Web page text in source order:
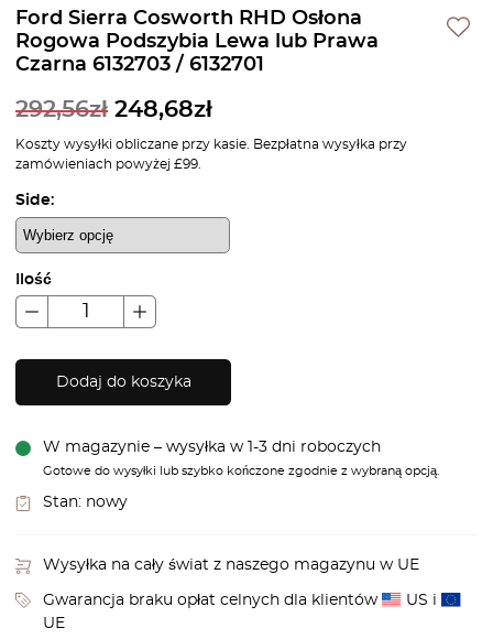
Ford Sierra Cosworth RHD Osłona
Rogowa Podszybia Lewa lub Prawa
Czarna 6132703 / 6132701
292,56zł 248,68zł
Koszty wysyłki obliczane przy kasie. Bezpłatna wysyłka przy
zamówieniach powyżej £99.
Side:
Ilość
Dodaj do koszyka
W magazynie – wysyłka w 1-3 dni roboczych
Gotowe do wysyłki lub szybko kończone zgodnie z wybraną opcją.
Stan: nowy
Wysyłka na cały świat z naszego magazynu w UE
Gwarancja braku opłat celnych dla klientów
US i
UE